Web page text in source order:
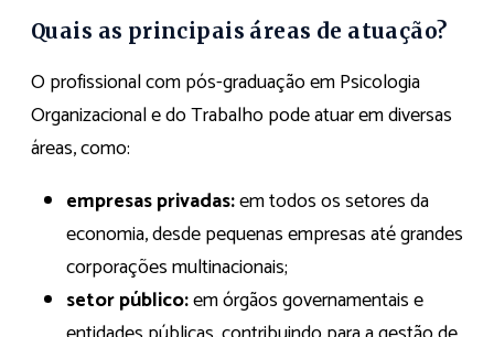
Quais as principais áreas de atuação?
O profissional com pós-graduação em Psicologia
Organizacional e do Trabalho pode atuar em diversas
áreas, como:
empresas privadas:em todos os setores da
economia, desde pequenas empresas até grandes
corporações multinacionais;
setor público:em órgãos governamentais e